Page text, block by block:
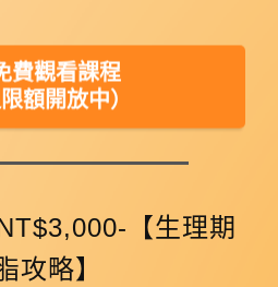
費觀看課程
額開放中）
【生理期
攻略】